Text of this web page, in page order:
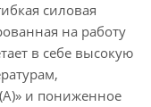
силовая
на работу
в себе высокую
и пониженное